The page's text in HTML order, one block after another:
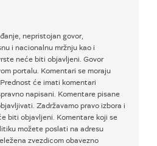
nepristojan govor,
i nacionalnu mržnju kao i
neće biti objavljeni. Govor
portalu. Komentari se moraju
će imati komentari
napisani. Komentare pisane
Zadržavamo pravo izbora i
biti objavljeni. Komentare koji se
možete poslati na adresu
zvezdicom obavezno